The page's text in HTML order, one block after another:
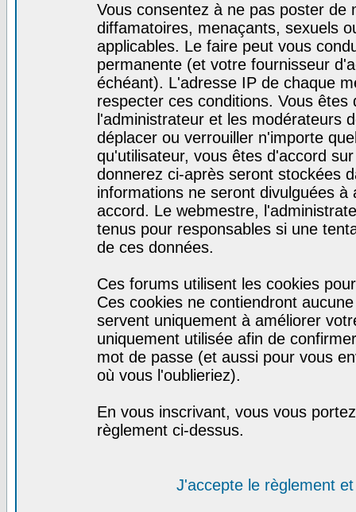
Vous consentez à ne pas poster de
diffamatoires, menaçants, sexuels
applicables. Le faire peut vous
permanente (et votre fournisseur
échéant). L'adresse IP de chaque
respecter ces conditions. Vous
l'administrateur et les modérateurs
déplacer ou verrouiller n'importe
qu'utilisateur, vous êtes d'accord
donnerez ci-après seront stockées
informations ne seront divulguées
accord. Le webmestre,
tenus pour responsables si une
de ces données.
Ces forums utilisent les cookies
Ces cookies ne contiendront
servent uniquement à améliorer
uniquement utilisée afin de
mot de passe (et aussi pour vous
où vous l'oublieriez).
En vous inscrivant, vous vous
règlement ci-dessus.
J'accepte le règlement